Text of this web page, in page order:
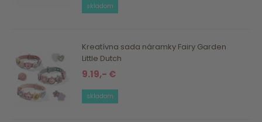
skladom
Kreatívna sada náramky Fairy Garden
Little Dutch
9.19,- €
skladom